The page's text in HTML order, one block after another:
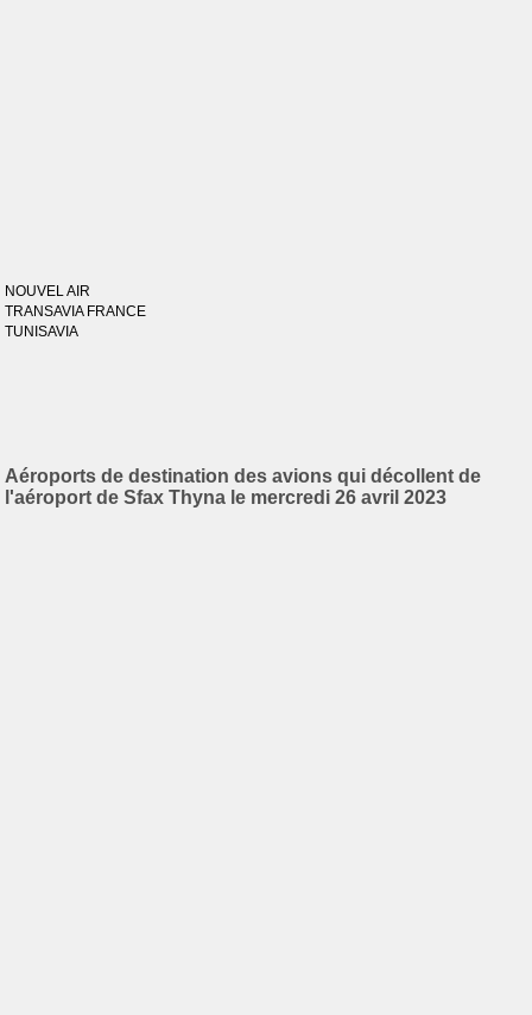
NOUVEL AIR
TRANSAVIA FRANCE
TUNISAVIA
Aéroports de destination des avions qui décollent de
l'aéroport de Sfax Thyna le mercredi 26 avril 2023